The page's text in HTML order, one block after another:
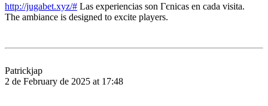
http://jugabet.xyz/# Las experiencias son Гєnicas en cada visita.
The ambiance is designed to excite players.
Patrickjap
2 de February de 2025 at 17:48